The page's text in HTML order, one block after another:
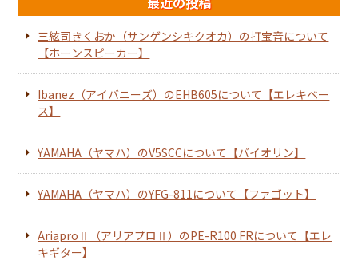
三絃司きくおか（サンゲンシキクオカ）の打宝音について
【ホーンスピーカー】
Ibanez（アイバニーズ）のEHB605について【エレキベー
ス】
YAMAHA（ヤマハ）のV5SCCについて【バイオリン】
YAMAHA（ヤマハ）のYFG-811について【ファゴット】
AriaproⅡ（アリアプロⅡ）のPE-R100 FRについて【エレ
キギター】